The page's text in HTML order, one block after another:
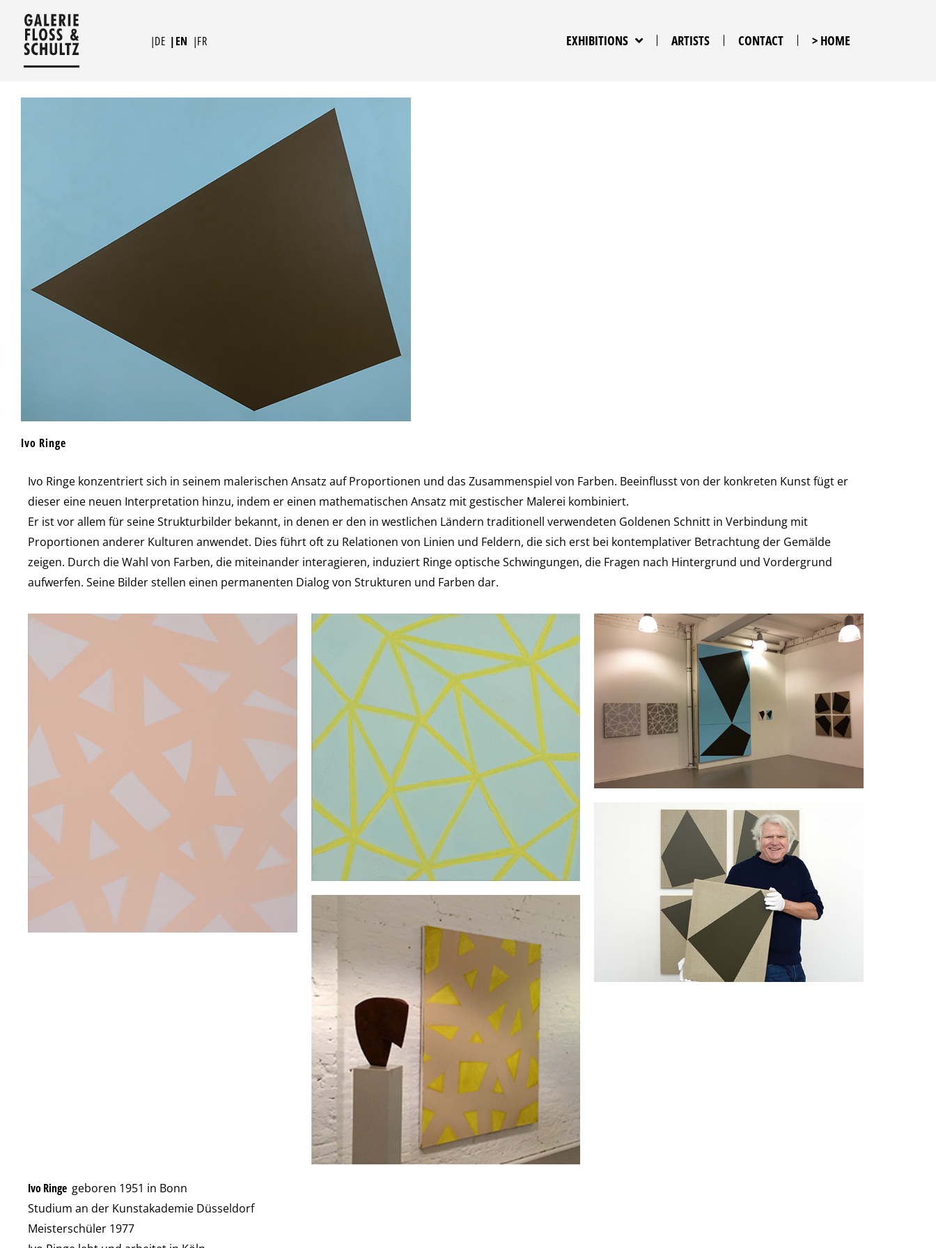
content
|DE |EN |FR EXHIBITIONS ARTISTS CONTACT > HOME
Ivo Ringe
Ivo Ringe konzentriert sich in seinem malerischen Ansatz auf Proportionen und das Zusammenspiel von Farben. Beeinflusst von der konkreten Kunst fügt er
dieser eine neuen Interpretation hinzu, indem er einen mathematischen Ansatz mit gestischer Malerei kombiniert.
Er ist vor allem für seine Strukturbilder bekannt, in denen er den in westlichen Ländern traditionell verwendeten Goldenen Schnitt in Verbindung mit
Proportionen anderer Kulturen anwendet. Dies führt oft zu Relationen von Linien und Feldern, die sich erst bei kontemplativer Betrachtung der Gemälde
zeigen. Durch die Wahl von Farben, die miteinander interagieren, induziert Ringe optische Schwingungen, die Fragen nach Hintergrund und Vordergrund
aufwerfen. Seine Bilder stellen einen permanenten Dialog von Strukturen und Farben dar.
Ivo Ringe geboren 1951 in Bonn
Studium an der Kunstakademie Düsseldorf
Meisterschüler 1977